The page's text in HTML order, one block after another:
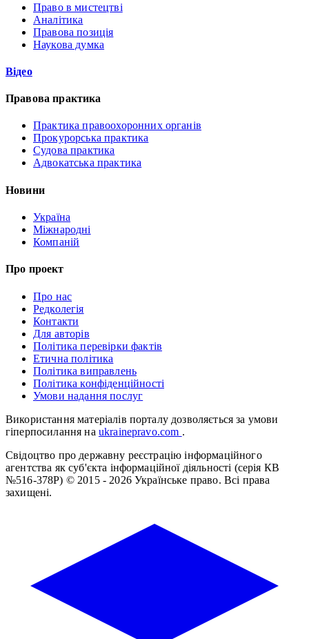
Право в мистецтві
Аналітика
Правова позиція
Наукова думка
Відео
Правова практика
Практика правоохоронних органів
Прокурорська практика
Судова практика
Адвокатська практика
Новини
Україна
Міжнародні
Компаній
Про проект
Про нас
Редколегія
Контакти
Для авторів
Політика перевірки фактів
Етична політика
Політика виправлень
Політика конфіденційності
Умови надання послуг
Використання матеріалів порталу дозволяється за умови
гіперпосилання на ukrainepravo.com .
Свідоцтво про державну реєстрацію інформаційного
агентства як суб'єкта інформаційної діяльності (серія КВ
№516-378Р) © 2015 - 2026 Українське право. Всі права
захищені.